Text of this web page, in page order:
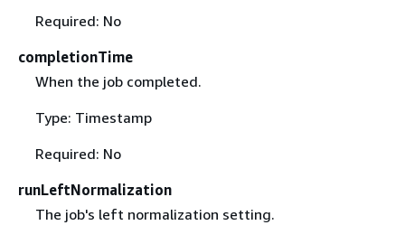
Required: No
completionTime
When the job completed.
Type: Timestamp
Required: No
runLeftNormalization
The job's left normalization setting.